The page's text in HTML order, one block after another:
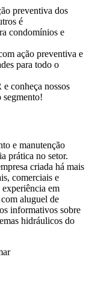
preventiva dos
é
condomínios e
ação preventiva e
para todo o
conheça nossos
segmento!
e manutenção
prática no setor.
criada há mais
comerciais e
em
aluguel de
informativos sobre
hidráulicos do